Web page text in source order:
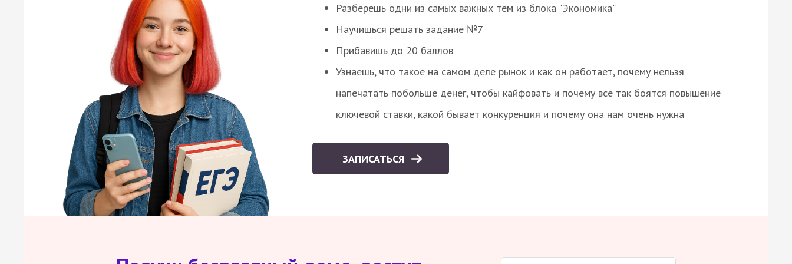
Разберешь одни из самых важных тем из блока "Экономика"
Научишься решать задание №7
Прибавишь до 20 баллов
Узнаешь, что такое на самом деле рынок и как он работает, почему нельзя
напечатать побольше денег, чтобы кайфовать и почему все так боятся повышение
ключевой ставки, какой бывает конкуренция и почему она нам очень нужна
ЗАПИСАТЬСЯ